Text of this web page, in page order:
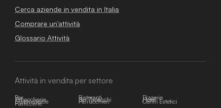
Cerca aziende in vendita in Italia
Comprare un'attività
Glossario Attività
Attività in vendita per settore
Bar Ristoranti Pizzerie
Tabaccherie Bar Tabacchi Hotel
E-commerce Parrucchieri Centri Estetici
Pasticcerie